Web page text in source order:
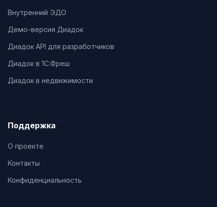
Внутренний ЭДО
Демо-версия Диадок
Диадок API для разработчиков
Диадок в 1С:Фреш
Диадок в недвижимости
Поддержка
О проекте
Контакты
Конфиденциальность